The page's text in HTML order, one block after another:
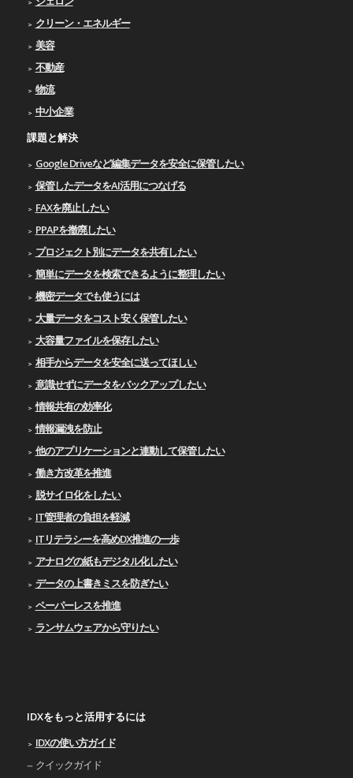
クリーン・エネルギー
美容
不動産
物流
中小企業
課題と解決
Google Driveなど編集データを安全に保管したい
保管したデータをAI活用につなげる
FAXを廃止したい
PPAPを撤廃したい
プロジェクト別にデータを共有したい
簡単にデータを検索できるように整理したい
機密データでも使うには
大量データをコスト安く保管したい
大容量ファイルを保存したい
相手からデータを安全に送ってほしい
意識せずにデータをバックアップしたい
情報共有の効率化
情報漏洩を防止
他のアプリケーションと連動して保管したい
働き方改革を推進
脱サイロ化をしたい
IT管理者の負担を軽減
ITリテラシーを高めDX推進の一歩
アナログの紙もデジタル化したい
データの上書きミスを防ぎたい
ペーパーレスを推進
ランサムウェアから守りたい
IDXをもっと活用するには
IDXの使い⽅ガイド
クイックガイド